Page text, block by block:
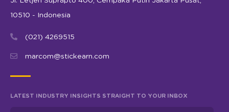
10510 - Indonesia
(021) 4269515
marcom@stickearn.com
LATEST INDUSTRY INSIGHTS STRAIGHT TO YOUR INBOX